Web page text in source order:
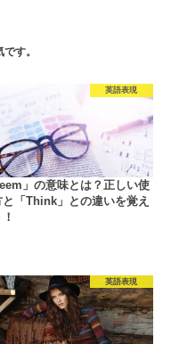
す。
英語表現
」の意味とは？正しい使
と「Think」との違いを覚え
英語表現